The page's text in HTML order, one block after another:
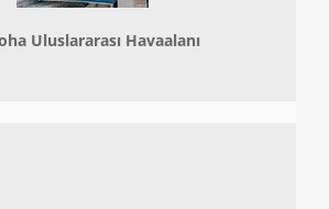
Uluslararası Havaalanı